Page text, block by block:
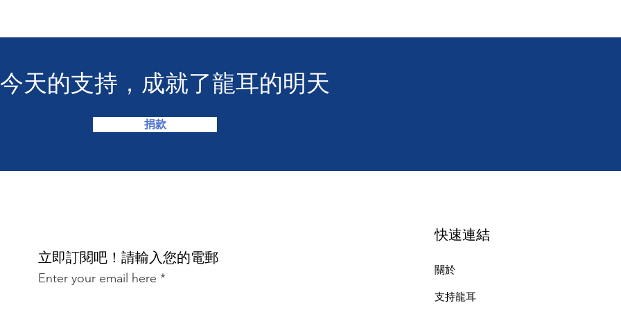
天的支持，成就了龍耳的明天
捐款
​立即訂閱吧！請輸入您的電郵
Enter your email here
快速連結
關於
支持龍耳